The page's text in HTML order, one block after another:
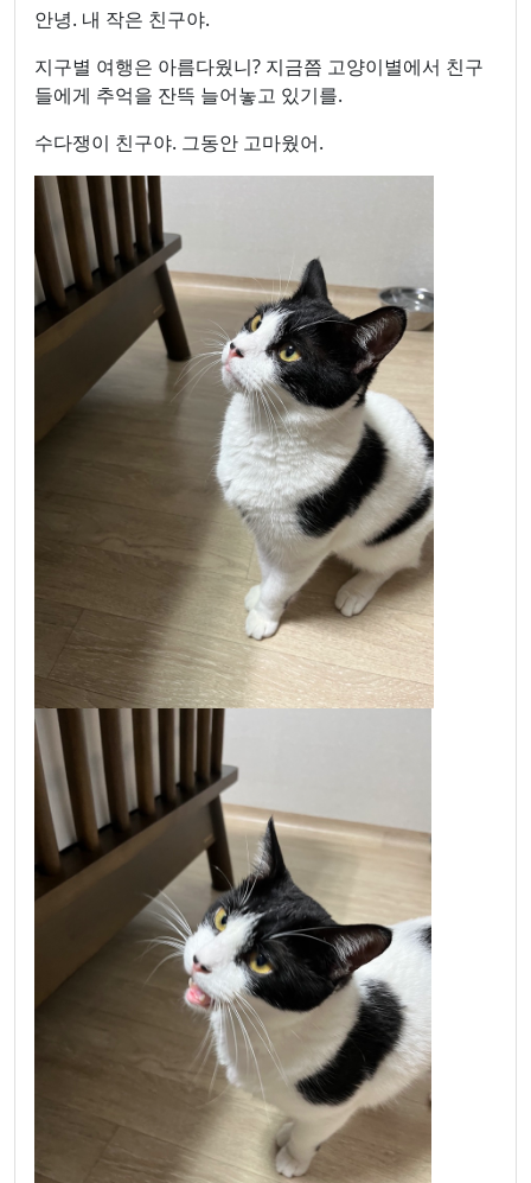
안녕. 내 작은 친구야.
지구별 여행은 아름다웠니? 지금쯤 고양이별에서 친구
들에게 추억을 잔뜩 늘어놓고 있기를.
수다쟁이 친구야. 그동안 고마웠어.